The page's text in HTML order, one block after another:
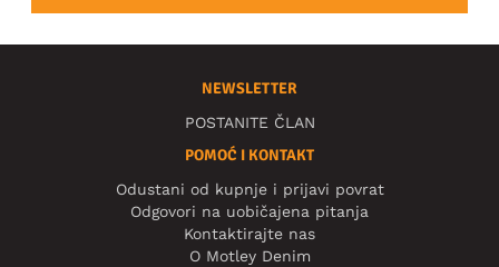
NEWSLETTER
POSTANITE ČLAN
POMOĆ I KONTAKT
Odustani od kupnje i prijavi povrat
Odgovori na uobičajena pitanja
Kontaktirajte nas
O Motley Denim